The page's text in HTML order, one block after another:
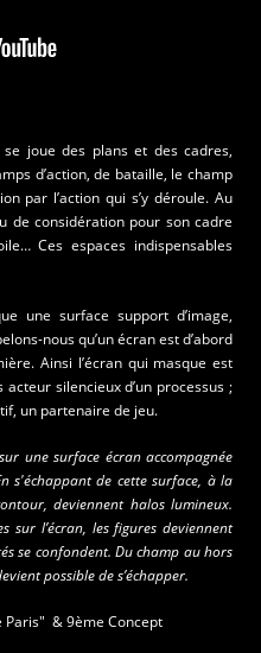
se joue des plans et des cadres,
d’action, de bataille, le champ
par l’action qui s’y déroule. Au
de considération pour son cadre
Ces espaces indispensables
une surface support d’image,
nous qu’un écran est d’abord
Ainsi l’écran qui masque est
silencieux d’un processus ;
un partenaire de jeu.
une surface écran accompagnée
s'échappant de cette surface, à la
deviennent halos lumineux.
sur l’écran, les figures deviennent
se confondent. Du champ au hors
possible de s’échapper.
Paris" & 9ème Concept